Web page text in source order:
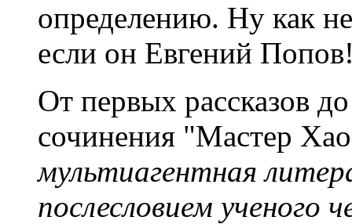
определению. Ну как
если он Евгений
От первых рассказов
сочинения "Мастер
мультиагентная
послесловием ученого